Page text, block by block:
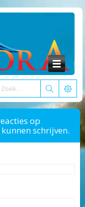
op
schrijven.